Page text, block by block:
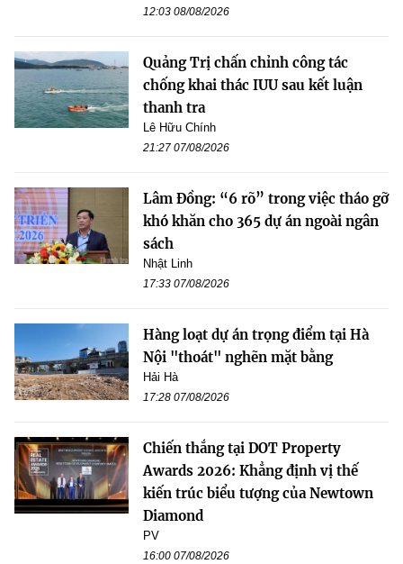
12:03 08/08/2026
Quảng Trị chấn chỉnh công tác
chống khai thác IUU sau kết luận
thanh tra
Lê Hữu Chính
21:27 07/08/2026
Lâm Đồng: “6 rõ” trong việc tháo gỡ
khó khăn cho 365 dự án ngoài ngân
sách
Nhật Linh
17:33 07/08/2026
Hàng loạt dự án trọng điểm tại Hà
Nội "thoát" nghẽn mặt bằng
Hải Hà
17:28 07/08/2026
Chiến thắng tại DOT Property
Awards 2026: Khẳng định vị thế
kiến trúc biểu tượng của Newtown
Diamond
PV
16:00 07/08/2026